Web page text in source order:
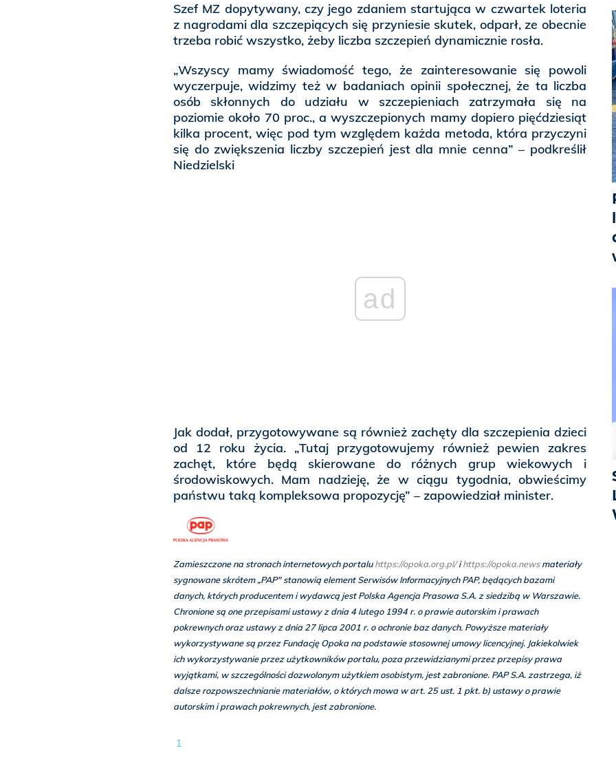
Szef MZ dopytywany, czy jego zdaniem startująca w czwartek loteria
z nagrodami dla szczepiących się przyniesie skutek, odparł, ze obecnie
trzeba robić wszystko, żeby liczba szczepień dynamicznie rosła.
„Wszyscy mamy świadomość tego, że zainteresowanie się powoli
wyczerpuje, widzimy też w badaniach opinii społecznej, że ta liczba
osób skłonnych do udziału w szczepieniach zatrzymała się na
poziomie około 70 proc., a wyszczepionych mamy dopiero pięćdziesiąt
kilka procent, więc pod tym względem każda metoda, która przyczyni
się do zwiększenia liczby szczepień jest dla mnie cenna” – podkreślił
Niedzielski
ad
Jak dodał, przygotowywane są również zachęty dla szczepienia dzieci
od 12 roku życia. „Tutaj przygotowujemy również pewien zakres
zachęt, które będą skierowane do różnych grup wiekowych i
środowiskowych. Mam nadzieję, że w ciągu tygodnia, obwieścimy
państwu taką kompleksowa propozycję” – zapowiedział minister.
Zamieszczone na stronach internetowych portaluhttps://opoka.org.pl/ihttps://opoka.newsmateriały
sygnowane skrótem „PAP" stanowią element Serwisów Informacyjnych PAP, będących bazami
danych, których producentem i wydawcą jest Polska Agencja Prasowa S.A. z siedzibą w Warszawie.
Chronione są one przepisami ustawy z dnia 4 lutego 1994 r. o prawie autorskim i prawach
pokrewnych oraz ustawy z dnia 27 lipca 2001 r. o ochronie baz danych. Powyższe materiały
wykorzystywane są przez Fundację Opoka na podstawie stosownej umowy licencyjnej. Jakiekolwiek
ich wykorzystywanie przez użytkowników portalu, poza przewidzianymi przez przepisy prawa
wyjątkami, w szczególności dozwolonym użytkiem osobistym, jest zabronione. PAP S.A. zastrzega, iż
dalsze rozpowszechnianie materiałów, o których mowa w art. 25 ust. 1 pkt. b) ustawy o prawie
autorskim i prawach pokrewnych, jest zabronione.
1